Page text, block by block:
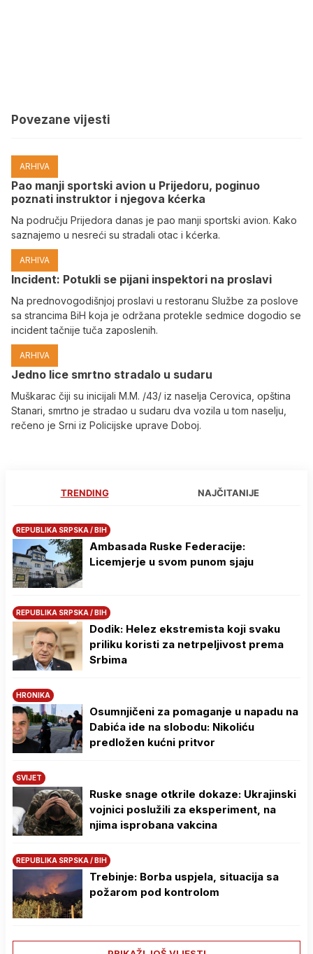
Povezane vijesti
ARHIVA
Pao manji sportski avion u Prijedoru, poginuo
poznati instruktor i njegova kćerka
Na području Prijedora danas je pao manji sportski avion. Kako
saznajemo u nesreći su stradali otac i kćerka.
ARHIVA
Incident: Potukli se pijani inspektori na proslavi
Na prednovogodišnjoj proslavi u restoranu Službe za poslove
sa strancima BiH koja je održana protekle sedmice dogodio se
incident tačnije tuča zaposlenih.
ARHIVA
Јedno lice smrtno stradalo u sudaru
Muškarac čiji su inicijali M.M. /43/ iz naselja Cerovica, opština
Stanari, smrtno je stradao u sudaru dva vozila u tom naselju,
rečeno je Srni iz Policijske uprave Doboj.
TRENDING NAJČITANIJE
REPUBLIKA SRPSKA / BIH
Ambasada Ruske Federacije:
Licemjerje u svom punom sjaju
REPUBLIKA SRPSKA / BIH
Dodik: Helez ekstremista koji svaku
priliku koristi za netrpeljivost prema
Srbima
HRONIKA
Osumnjičeni za pomaganje u napadu na
Dabića ide na slobodu: Nikoliću
predložen kućni pritvor
SVIJET
Ruske snage otkrile dokaze: Ukrajinski
vojnici poslužili za eksperiment, na
njima isprobana vakcina
REPUBLIKA SRPSKA / BIH
Trebinje: Borba uspjela, situacija sa
požarom pod kontrolom